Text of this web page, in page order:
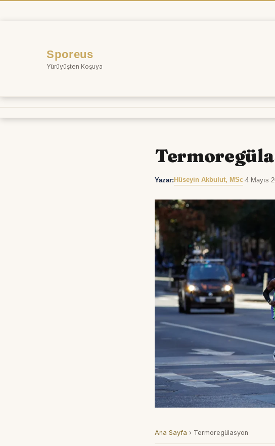
Sporeus
Yürüyüşten Koşuya
Yazar: Hüseyin Akbulut, MSc 4 Mayıs
Ana Sayfa › Termoregülasyon